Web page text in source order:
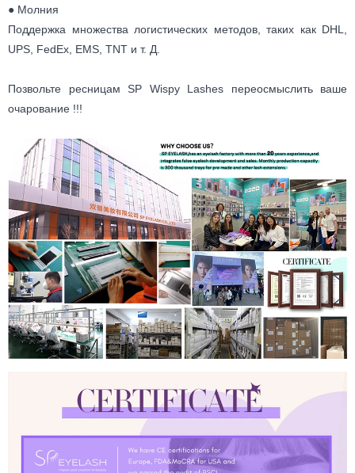
● Молния
Поддержка множества логистических методов, таких как DHL,
UPS, FedEx, EMS, TNT и т. Д.
Позвольте ресницам SP Wispy Lashes переосмыслить ваше
очарование !!!